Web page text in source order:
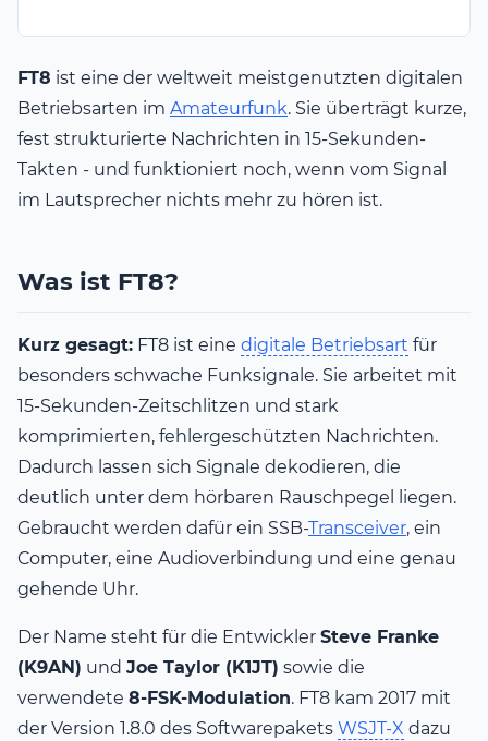
FT8 ist eine der weltweit meistgenutzten digitalen
Betriebsarten im Amateurfunk. Sie überträgt kurze,
fest strukturierte Nachrichten in 15-Sekunden-
Takten - und funktioniert noch, wenn vom Signal
im Lautsprecher nichts mehr zu hören ist.
Was ist FT8?
Kurz gesagt: FT8 ist eine digitale Betriebsart für
besonders schwache Funksignale. Sie arbeitet mit
15-Sekunden-Zeitschlitzen und stark
komprimierten, fehlergeschützten Nachrichten.
Dadurch lassen sich Signale dekodieren, die
deutlich unter dem hörbaren Rauschpegel liegen.
Gebraucht werden dafür ein SSB-Transceiver, ein
Computer, eine Audioverbindung und eine genau
gehende Uhr.
Der Name steht für die Entwickler Steve Franke
(K9AN) und Joe Taylor (K1JT) sowie die
verwendete 8-FSK-Modulation. FT8 kam 2017 mit
der Version 1.8.0 des Softwarepakets WSJT-X dazu